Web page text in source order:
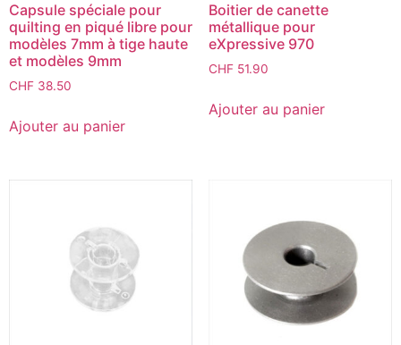
Capsule spéciale pour
quilting en piqué libre pour
modèles 7mm à tige haute
et modèles 9mm
CHF 38.50
Ajouter au panier
Boitier de canette
métallique pour
eXpressive 970
CHF51.90
Ajouter au panier